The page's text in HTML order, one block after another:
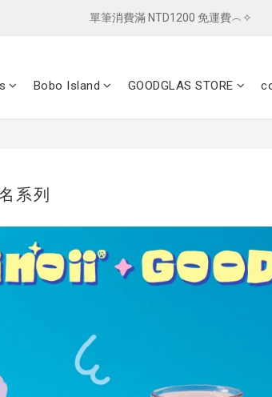
單筆消費滿 NTD1200 免運費︵✧
單筆消費滿 NTD1200 免運費︵✧
單筆消費滿 NTD1200 免運費︵✧
Bobo Island GOODGLAS STORE
系列